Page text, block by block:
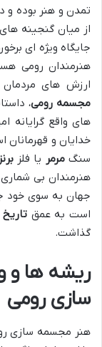
تمدن و هنر بوده و
از میان گنجینه
جایگاه ویژه ای
هنرمندان رومی
ارزش های مردمان
مجسمه رومی،
های واقع گرایانه
خدایان و قهرمانان
سنگمرمر یا فلزبرنز
هنرمندان بی شماری
جهان به سوی خود
است به عمق تاریخ
گذاشت.
ریشه ها و
سازی رومی
هنر مجسمه سازی